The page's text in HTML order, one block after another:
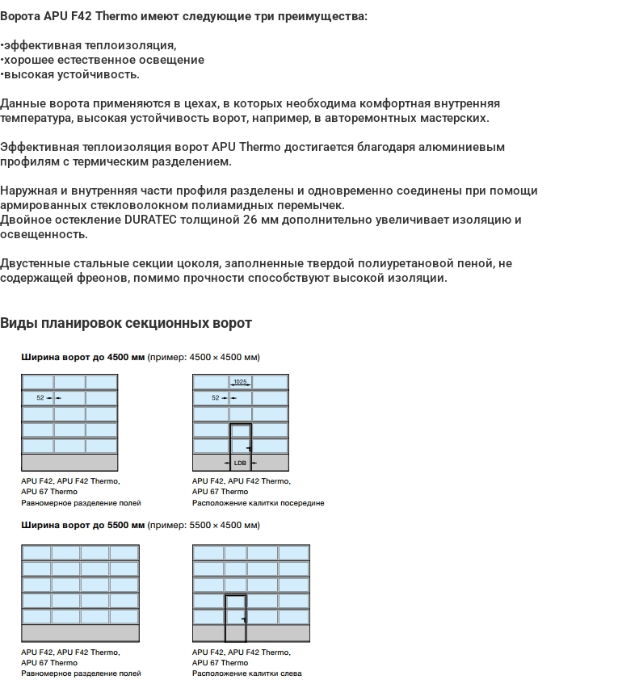
Ворота APU F42 Thermo имеют следующие три преимущества:
•эффективная теплоизоляция,
•хорошее естественное освещение
•высокая устойчивость.
Данные ворота применяются в цехах, в которых необходима комфортная внутренняя
температура, высокая устойчивость ворот, например, в авторемонтных мастерских.
Эффективная теплоизоляция ворот APU Thermo достигается благодаря алюминиевым
профилям с термическим разделением.
Наружная и внутренняя части профиля разделены и одновременно соединены при помощи
армированных стекловолокном полиамидных перемычек.
Двойное остекление DURATEC толщиной 26 мм дополнительно увеличивает изоляцию и
освещенность.
Двустенные стальные секции цоколя, заполненные твердой полиуретановой пеной, не
содержащей фреонов, помимо прочности способствуют высокой изоляции.
Виды планировок секционных ворот